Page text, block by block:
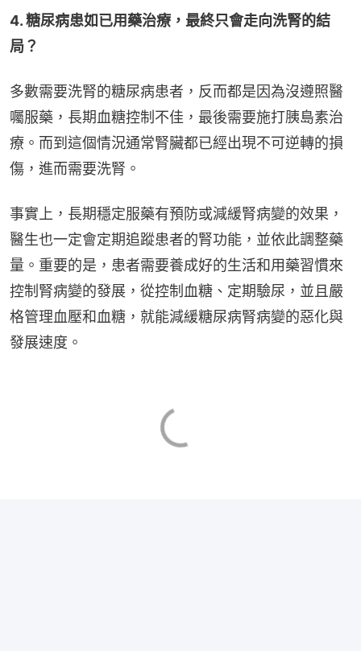
4. 糖尿病患如已用藥治療，最終只會走向洗腎的結
局？
多數需要洗腎的糖尿病患者，反而都是因為沒遵照醫
囑服藥，長期血糖控制不佳，最後需要施打胰島素治
療。而到這個情況通常腎臟都已經出現不可逆轉的損
傷，進而需要洗腎。
事實上，長期穩定服藥有預防或減緩腎病變的效果，
醫生也一定會定期追蹤患者的腎功能，並依此調整藥
量。重要的是，患者需要養成好的生活和用藥習慣來
控制腎病變的發展，從控制血糖、定期驗尿，並且嚴
格管理血壓和血糖，就能減緩糖尿病腎病變的惡化與
發展速度。